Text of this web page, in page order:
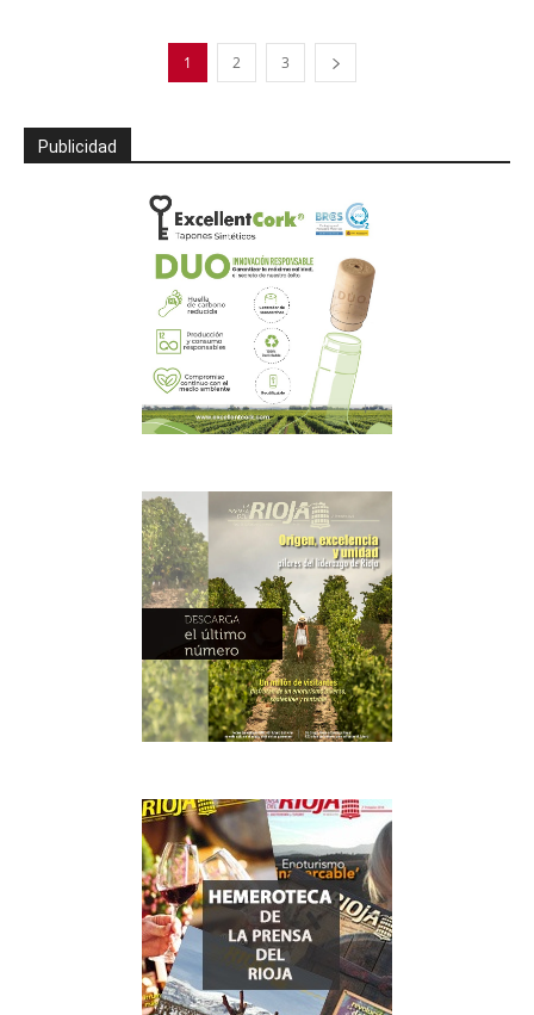
1 2 3
Publicidad